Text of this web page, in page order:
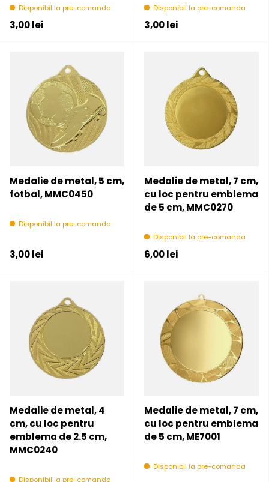
Disponibil la pre-comanda
Pret initial
3,00 lei
Disponibil la pre-comanda
Pret initial
3,00 lei
Medalie de metal, 5 cm,
fotbal, MMC0450
Disponibil la pre-comanda
Pret initial
3,00 lei
Medalie de metal, 7 cm,
cu loc pentru emblema
de 5 cm, MMC0270
Disponibil la pre-comanda
Pret initial
6,00 lei
Medalie de metal, 4
cm, cu loc pentru
emblema de 2.5 cm,
MMC0240
Disponibil la pre-comanda
Medalie de metal, 7 cm,
cu loc pentru emblema
de 5 cm, ME7001
Disponibil la pre-comanda